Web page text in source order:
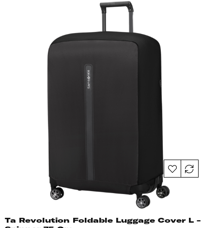
Ta Revolution Foldable Luggage Cover L -